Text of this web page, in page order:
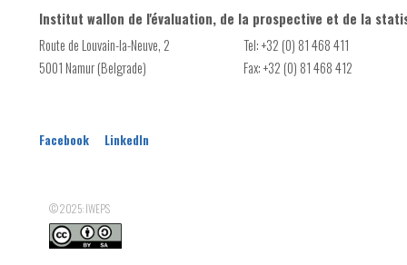
Institut wallon de l'évaluation, de la prospective et de la
Route de Louvain-la-Neuve, 2
5001 Namur (Belgrade)
Tel: +32 (0) 81 468 411
Fax: +32 (0) 81 468 412
Facebook LinkedIn
© 2025: IWEPS